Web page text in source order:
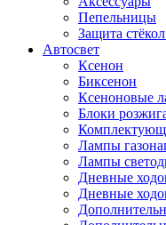
Пепельницы
Защита
Автосвет
Ксенон
Биксенон
Ксеноновые
Блоки
Лампы
Лампы
Дневные
Дневные